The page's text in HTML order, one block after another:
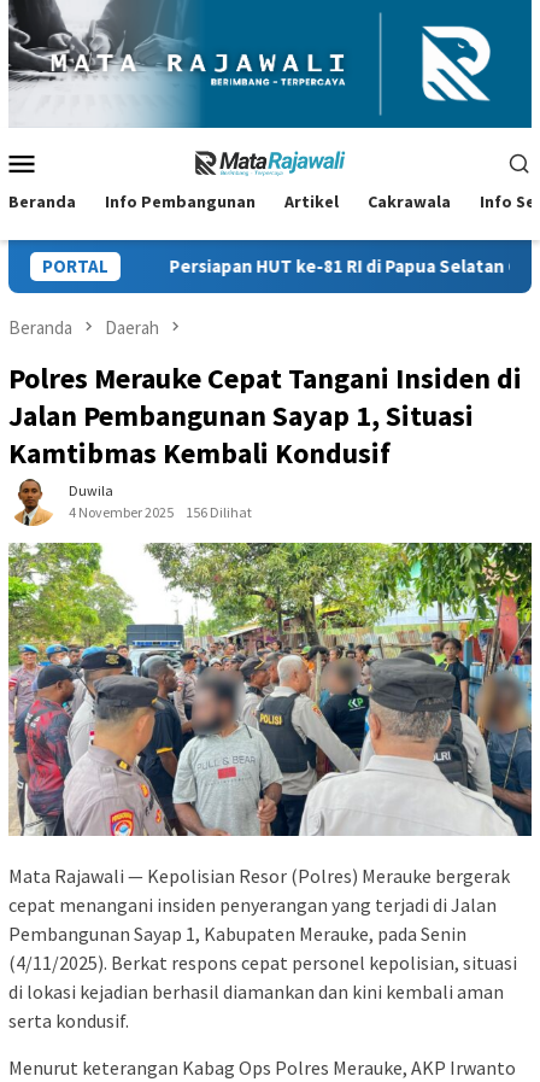
Loncat
ke
konten
Mobile
Beranda Info Pembangunan Artikel Cakrawala Info
PORTAL
HUT ke-81 RI di Papua Selatan Capai 85 Persen, Panitia
Beranda Daerah
Polres Merauke Cepat Tangani Insiden di
Jalan Pembangunan Sayap 1, Situasi
Kamtibmas Kembali Kondusif
Duwila
4 November 2025
156 Dilihat
Mata Rajawali — Kepolisian Resor (Polres) Merauke bergerak
cepat menangani insiden penyerangan yang terjadi di Jalan
Pembangunan Sayap 1, Kabupaten Merauke, pada Senin
(4/11/2025). Berkat respons cepat personel kepolisian, situasi
di lokasi kejadian berhasil diamankan dan kini kembali aman
serta kondusif.
Menurut keterangan Kabag Ops Polres Merauke, AKP Irwanto